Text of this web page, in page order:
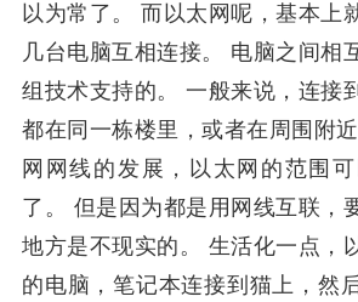
以为常了。 而以太网呢，基本上
几台电脑互相连接。 电脑之间相
组技术支持的。 一般来说，连接
都在同一栋楼里，或者在周围附
网网线的发展，以太网的范围
了。 但是因为都是用网线互联，
地方是不现实的。 生活化一点，
的电脑，笔记本连接到猫上，然